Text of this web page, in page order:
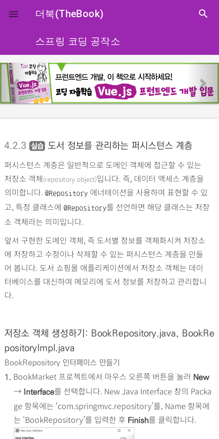
close
 더북(TheBook) search
스프링 코딩 공작소
p
r
e
u
s
e
x
4.2.3 실습 도서 정보를 관리하는 퍼시스턴스 계층
퍼시스턴스 계층은 일반적으로 도메인 객체에 접근할 수 있는
저장소 객체(repository object)입니다. 즉, 데이터 액세스 계층을
의미합니다. @Repository 애너테이션을 사용하여 표현할 수 있
고, 특정 클래스에 @Repository를 선언하면 해당 클래스는 저장
소 객체라는 의미입니다.
앞서 구현한 도메인 객체, 즉 도서별 정보를 객체화시켜 저장소
에 저장하고 수정이나 삭제할 수 있는 퍼시스턴스 계층을 만들
어 봅니다. 도서 쇼핑몰 애플리케이션에서 저장소 객체는 데이
터베이스를 대신하여 메모리에 도서 정보를 저장하고 관리합니
다.
저장소 객체 생성하기: BookRepository.java, BookRe
positoryImpl.java
BookRepository 인터페이스 만들기
1. BookMarket 프로젝트에서 마우스 오른쪽 버튼을 눌러 New
→ Interface를 선택합니다. New Java Interface 창의 Packa
ge 항목에는 ‘com.springmvc.repository’를, Name 항목에
는 ‘BookRepository’를 입력한 후 Finish를 클릭합니다.